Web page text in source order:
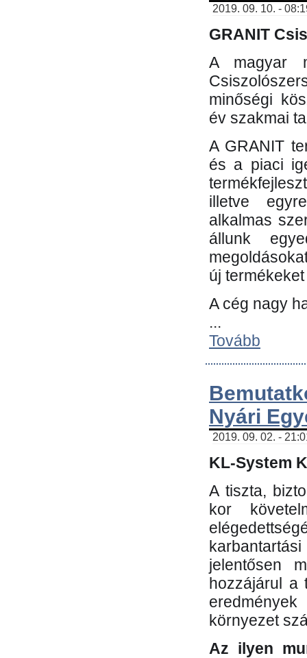
2019. 09. 10. -
GRANIT
A magyar
minőségi
év szakmai
A GRANIT
és a piaci
illetve
alkalmas
állunk
új
A cég nagy
...
Tovább
Nyári
2019. 09. 02. -
KL-System
A tiszta,
kor
jelentősen
hozzájárul a
környezet
Az ilyen